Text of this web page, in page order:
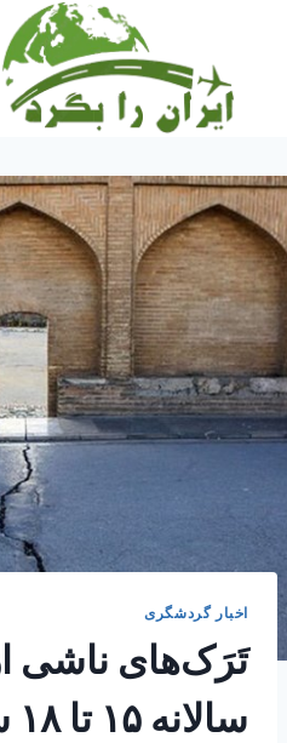
اخبار گردشگری
تَرَک‌های ناشی